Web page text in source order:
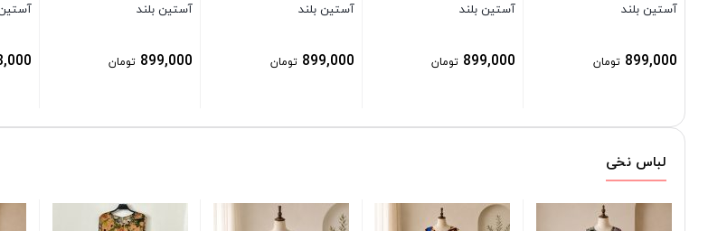
آستین بلند
899,000 تومان
آستین بلند
899,000 تومان
آستین بلند
899,000 تومان
آستین بلند
899,000 تومان
لباس نخی